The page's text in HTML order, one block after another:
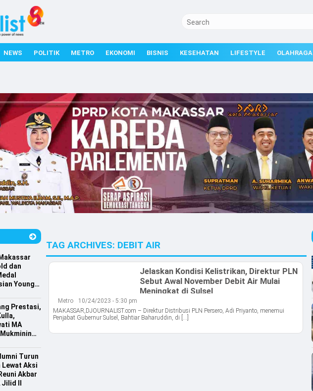
NEWS POLITIK METRO EKONOMI BISNIS KESEHATAN LIFESTYLE OLAHRAGA
dan
Young
Prestasi,
MA
Turun
Lewat Aksi
Akbar
II
TAG ARCHIVES: DEBIT AIR
Jelaskan Kondisi Kelistrikan, Direktur PLN
Sebut Awal November Debit Air Mulai
Meningkat di Sulsel
Metro
10/24/2023 - 5:30 pm
MAKASSAR,DJOURNALIST.com – Direktur Distribusi PLN Persero, Adi Priyanto, menemui
Penjabat Gubernur Sulsel, Bahtiar Baharuddin, di […]